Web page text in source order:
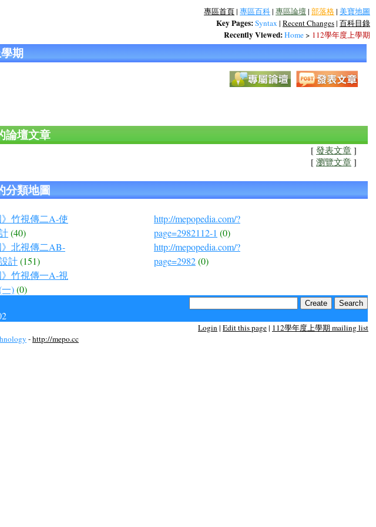
專區首頁| 專區百科| 專區論壇| 部落格| 美寶地圖
Key Pages:Syntax | Recent Changes| 百科目錄
Recently Viewed:Home> 112學年度上學期
期
論壇文章
[ 發表文章 ]
[ 瀏覽文章 ]
分類地圖
》竹視傳二A-使
(40)
》北視傳二AB-
計(151)
http://mepopedia.com/?
page=2982112-1 (0)
http://mepopedia.com/?
page=2982(0)
》竹視傳一A-視
)(0)
Login| Edit this page| 112學年度上學期 mailing list
-http://mepo.cc